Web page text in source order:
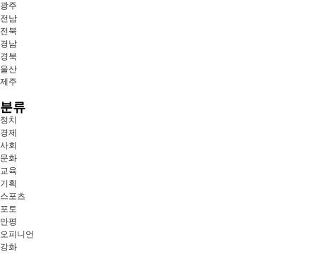
광주
전남
전북
경남
경북
울산
제주
분류
정치
경제
사회
문화
교육
기획
스포츠
포토
만평
오피니언
강화